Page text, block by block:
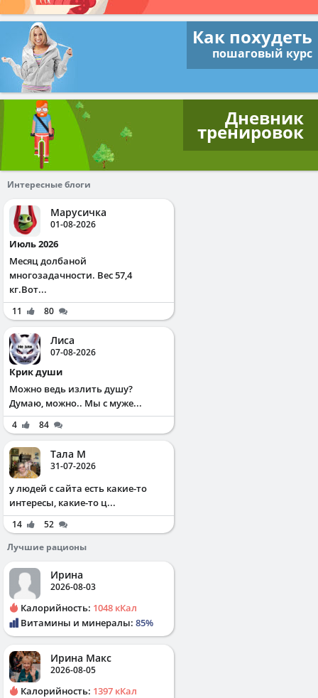
Как похудеть
пошаговый курс
Дневник
тренировок
Интересные блоги
Марусичка
01-08-2026
Июль 2026
Месяц долбаной
многозадачности. Вес 57,4
кг.Вот...
11 80
Лиса
07-08-2026
Крик души
Можно ведь излить душу?
Думаю, можно.. Мы с муже...
4 84
Тала М
31-07-2026
у людей с сайта есть какие-то
интересы, какие-то ц...
14
52
Лучшие рационы
Ирина
2026-08-03
Калорийность: 1048 кКал
Витамины и минералы: 85%
Ирина Макс
2026-08-05
Калорийность: 1397 кКал